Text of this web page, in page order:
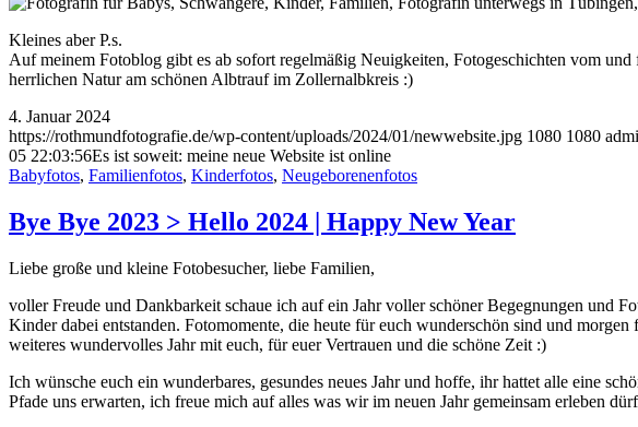
Kleines aber P.s.
Auf meinem Fotoblog gibt es ab sofort regelmäßig Neuigkeiten, Fotogeschichten vom
herrlichen Natur am schönen Albtrauf im Zollernalbkreis :)
4. Januar 2024
https://rothmundfotografie.de/wp-content/uploads/2024/01/newwebsite.jpg 1080 1080
05 22:03:56Es ist soweit: meine neue Website ist online
Babyfotos, Familienfotos, Kinderfotos, Neugeborenenfotos
Bye Bye 2023 > Hello 2024 | Happy New Year
Liebe große und kleine Fotobesucher, liebe Familien,
voller Freude und Dankbarkeit schaue ich auf ein Jahr voller schöner Begegnungen und
Kinder dabei entstanden. Fotomomente, die heute für euch wunderschön sind und
weiteres wundervolles Jahr mit euch, für euer Vertrauen und die schöne Zeit :)
Ich wünsche euch ein wunderbares, gesundes neues Jahr und hoffe, ihr hattet alle eine
Pfade uns erwarten, ich freue mich auf alles was wir im neuen Jahr gemeinsam erleben